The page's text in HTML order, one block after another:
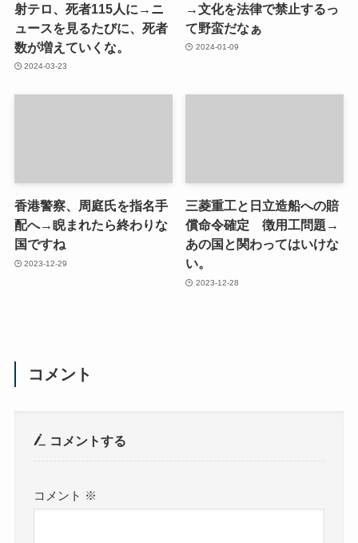
射テロ、死者115人に→ニ
ュースを見るたびに、死者
数が増えていくな。
2024-03-23
→文化を法律で禁止するっ
て野蛮だなぁ
2024-01-09
香港警察、周庭氏を指名手
配へ→睨まれたら終わりな
国ですね
2023-12-29
三菱重工と日立造船への賠
償命令確定 徴用工問題→
あの国と関わってはいけな
い。
2023-12-28
コメント
コメントする
コメント ※